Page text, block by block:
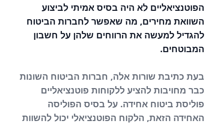
הפוטנציאליים לא היה בסיס אמיתי לביצוע
השוואת מחירים, מה שאפשר לחברות הביטוח
להגדיל למעשה את הרווחים שלהן על חשבון
המבוטחים.
בעת כתיבת שורות אלה, חברות הביטוח השונות
כבר מחויבות להציע ללקוחות פוטנציאליים
פוליסת ביטוח אחידה. על בסיס הפוליסה
האחידה הזאת, הלקוח הפוטנציאלי יכול להשוות